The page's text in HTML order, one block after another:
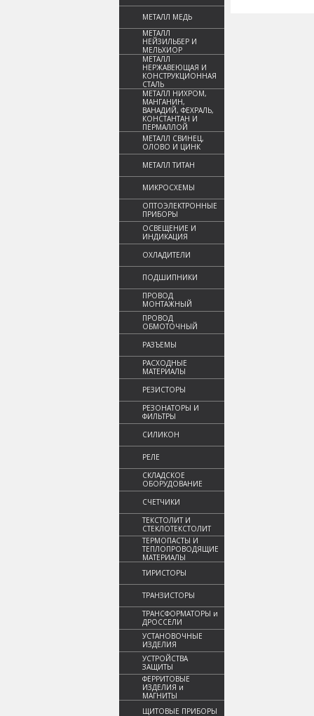
МЕТАЛЛ МЕДЬ
МЕТАЛЛ
НЕЙЗИЛЬБЕР И
МЕЛЬХИОР
МЕТАЛЛ
НЕРЖАВЕЮЩАЯ И
КОНСТРУКЦИОННАЯ
СТАЛЬ
МЕТАЛЛ НИХРОМ,
МАНГАНИН,
ВАНАДИЙ, ФЕХРАЛЬ,
КОНСТАНТАН И
ПЕРМАЛЛОЙ
МЕТАЛЛ СВИНЕЦ,
ОЛОВО И ЦИНК
МЕТАЛЛ ТИТАН
МИКРОСХЕМЫ
ОПТОЭЛЕКТРОННЫЕ
ПРИБОРЫ
ОСВЕЩЕНИЕ И
ИНДИКАЦИЯ
ОХЛАДИТЕЛИ
ПОДШИПНИКИ
ПРОВОД
МОНТАЖНЫЙ
ПРОВОД
ОБМОТОЧНЫЙ
РАЗЪЕМЫ
РАСХОДНЫЕ
МАТЕРИАЛЫ
РЕЗИСТОРЫ
РЕЗОНАТОРЫ И
ФИЛЬТРЫ
СИЛИКОН
РЕЛЕ
СКЛАДСКОЕ
ОБОРУДОВАНИЕ
СЧЕТЧИКИ
ТЕКСТОЛИТ И
СТЕКЛОТЕКСТОЛИТ
ТЕРМОПАСТЫ И
ТЕПЛОПРОВОДЯЩИЕ
МАТЕРИАЛЫ
ТИРИСТОРЫ
ТРАНЗИСТОРЫ
ТРАНСФОРМАТОРЫ и
ДРОССЕЛИ
УСТАНОВОЧНЫЕ
ИЗДЕЛИЯ
УСТРОЙСТВА
ЗАЩИТЫ
ФЕРРИТОВЫЕ
ИЗДЕЛИЯ и
МАГНИТЫ
ЩИТОВЫЕ ПРИБОРЫ